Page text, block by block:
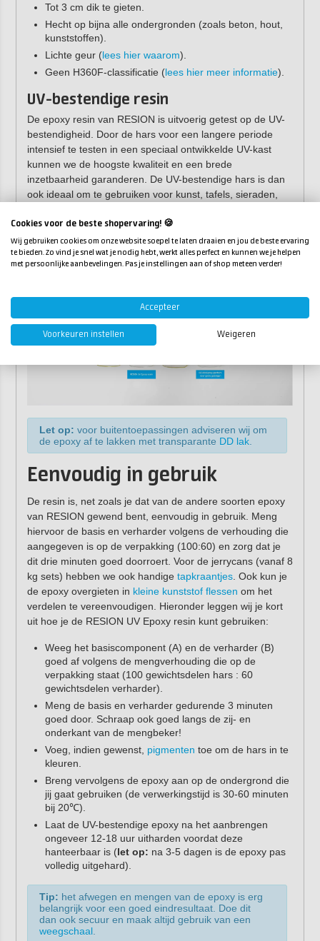
Tot 3 cm dik te gieten.
Hecht op bijna alle ondergronden (zoals beton, hout,
kunststoffen).
Lichte geur (lees hier waarom).
Geen H360F-classificatie (lees hier meer informatie).
UV-bestendige resin
De epoxy resin van RESION is uitvoerig getest op de UV-
bestendigheid. Door de hars voor een langere periode
intensief te testen in een speciaal ontwikkelde UV-kast
kunnen we de hoogste kwaliteit en een brede
inzetbaarheid garanderen. De UV-bestendige hars is dan
ook ideaal om te gebruiken voor kunst, tafels, sieraden,
Let op: voor buitentoepassingen adviseren wij om
de epoxy af te lakken met transparante DD lak.
Eenvoudig in gebruik
De resin is, net zoals je dat van de andere soorten epoxy
van RESION gewend bent, eenvoudig in gebruik. Meng
hiervoor de basis en verharder volgens de verhouding die
aangegeven is op de verpakking (100:60) en zorg dat je
dit drie minuten goed doorroert. Voor de jerrycans (vanaf 8
kg sets) hebben we ook handige tapkraantjes. Ook kun je
de epoxy overgieten in kleine kunststof flessen om het
verdelen te vereenvoudigen. Hieronder leggen wij je kort
uit hoe je de RESION UV Epoxy resin kunt gebruiken:
Weeg het basiscomponent (A) en de verharder (B)
goed af volgens de mengverhouding die op de
verpakking staat (100 gewichtsdelen hars : 60
gewichtsdelen verharder).
Meng de basis en verharder gedurende 3 minuten
goed door. Schraap ook goed langs de zij- en
onderkant van de mengbeker!
Voeg, indien gewenst, pigmenten toe om de hars in te
kleuren.
Breng vervolgens de epoxy aan op de ondergrond die
jij gaat gebruiken (de verwerkingstijd is 30-60 minuten
bij 20℃).
Laat de UV-bestendige epoxy na het aanbrengen
ongeveer 12-18 uur uitharden voordat deze
hanteerbaar is (let op: na 3-5 dagen is de epoxy pas
volledig uitgehard).
Tip: het afwegen en mengen van de epoxy is erg
belangrijk voor een goed eindresultaat. Doe dit
dan ook secuur en maak altijd gebruik van een
weegschaal.
Cookies voor de beste shopervaring! 🍪
Wij gebruiken cookies om onze website soepel te laten draaien en jou de beste ervaring
te bieden. Zo vind je snel wat je nodig hebt, werkt alles perfect en kunnen we je helpen
met persoonlijke aanbevelingen. Pas je instellingen aan of shop meteen verder!
Accepteer
Voorkeuren instellen Weigeren